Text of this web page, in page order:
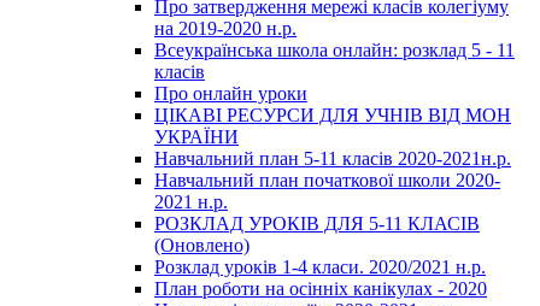
Про затвердження мережі класів колегіуму
на 2019-2020 н.р.
Всеукраїнська школа онлайн: розклад 5 - 11
класів
Про онлайн уроки
ЦІКАВІ РЕСУРСИ ДЛЯ УЧНІВ ВІД МОН
УКРАЇНИ
Навчальний план 5-11 класів 2020-2021н.р.
Навчальний план початкової школи 2020-
2021 н.р.
РОЗКЛАД УРОКІВ ДЛЯ 5-11 КЛАСІВ
(Оновлено)
Розклад уроків 1-4 класи. 2020/2021 н.р.
План роботи на осінніх канікулах - 2020